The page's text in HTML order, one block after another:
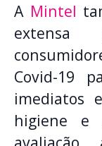
A Mintel
extensa
Covid-19
imediatos
higiene e